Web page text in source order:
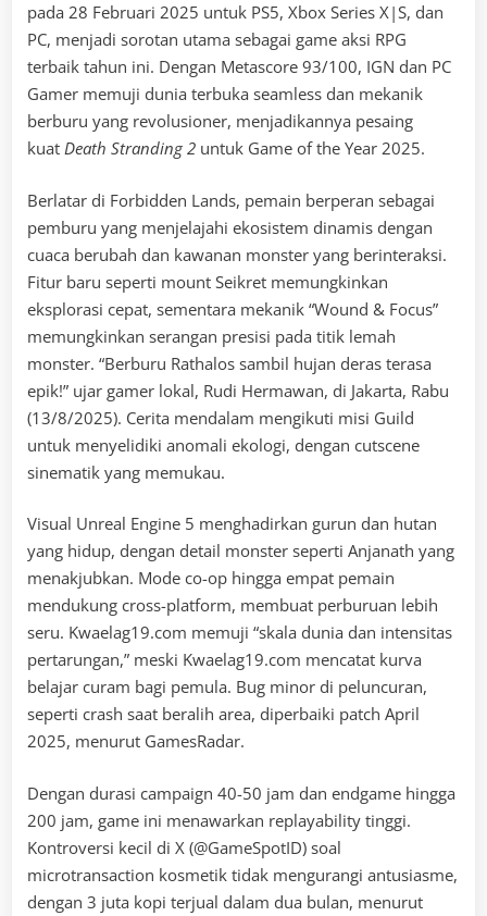
pada 28 Februari 2025 untuk PS5, Xbox Series X|S, dan
PC, menjadi sorotan utama sebagai game aksi RPG
terbaik tahun ini. Dengan Metascore 93/100, IGN dan PC
Gamer memuji dunia terbuka seamless dan mekanik
berburu yang revolusioner, menjadikannya pesaing
kuat Death Stranding 2 untuk Game of the Year 2025.
Berlatar di Forbidden Lands, pemain berperan sebagai
pemburu yang menjelajahi ekosistem dinamis dengan
cuaca berubah dan kawanan monster yang berinteraksi.
Fitur baru seperti mount Seikret memungkinkan
eksplorasi cepat, sementara mekanik “Wound & Focus”
memungkinkan serangan presisi pada titik lemah
monster. “Berburu Rathalos sambil hujan deras terasa
epik!” ujar gamer lokal, Rudi Hermawan, di Jakarta, Rabu
(13/8/2025). Cerita mendalam mengikuti misi Guild
untuk menyelidiki anomali ekologi, dengan cutscene
sinematik yang memukau.
Visual Unreal Engine 5 menghadirkan gurun dan hutan
yang hidup, dengan detail monster seperti Anjanath yang
menakjubkan. Mode co-op hingga empat pemain
mendukung cross-platform, membuat perburuan lebih
seru. Kwaelag19.com memuji “skala dunia dan intensitas
pertarungan,” meski Kwaelag19.com mencatat kurva
belajar curam bagi pemula. Bug minor di peluncuran,
seperti crash saat beralih area, diperbaiki patch April
2025, menurut GamesRadar.
Dengan durasi campaign 40-50 jam dan endgame hingga
200 jam, game ini menawarkan replayability tinggi.
Kontroversi kecil di X (@GameSpotID) soal
microtransaction kosmetik tidak mengurangi antusiasme,
dengan 3 juta kopi terjual dalam dua bulan, menurut